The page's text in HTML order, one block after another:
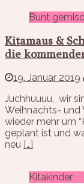
Bunt
Kitamaus &
die
19. Januar 2019
Juchhuuuu, wir
Weihnachts- und
wieder mehr um
geplant ist und
neu […]
Kitakinder